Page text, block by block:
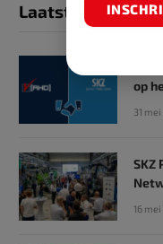
Laatst
op
31
SKZ
16